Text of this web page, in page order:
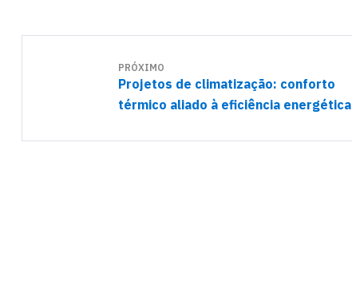
PRÓXIMO
Projetos de climatização: conforto
térmico aliado à eficiência energética